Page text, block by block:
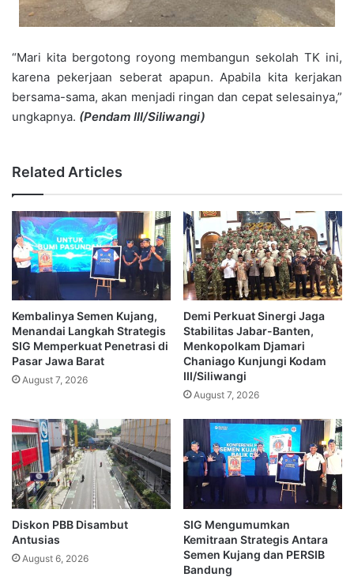
“Mari kita bergotong royong membangun sekolah TK ini,
karena pekerjaan seberat apapun. Apabila kita kerjakan
bersama-sama, akan menjadi ringan dan cepat selesainya,”
ungkapnya. (Pendam III/Siliwangi)
Related Articles
Kembalinya Semen Kujang,
Menandai Langkah Strategis
SIG Memperkuat Penetrasi di
Pasar Jawa Barat
August 7, 2026
Demi Perkuat Sinergi Jaga
Stabilitas Jabar-Banten,
Menkopolkam Djamari
Chaniago Kunjungi Kodam
III/Siliwangi
August 7, 2026
Diskon PBB Disambut
Antusias
August 6, 2026
SIG Mengumumkan
Kemitraan Strategis Antara
Semen Kujang dan PERSIB
Bandung